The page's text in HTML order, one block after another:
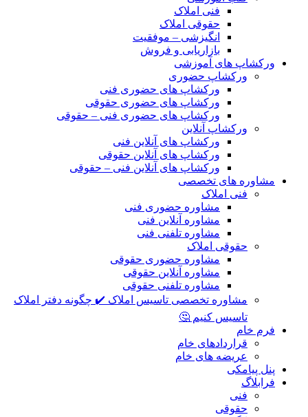
فنی املاک
حقوقی املاک
انگیزشی – موفقیت
بازاریابی و فروش
ورکشاپ های آموزشی
ورکشاپ حضوری
ورکشاپ های حضوری فنی
ورکشاپ های حضوری حقوقی
ورکشاپ های حضوری فنی – حقوقی
ورکشاپ آنلاین
ورکشاپ های آنلاین فنی
ورکشاپ های آنلاین حقوقی
ورکشاپ های آنلاین فنی – حقوقی
مشاوره های تخصصی
فنی املاک
مشاوره حضوری فنی
مشاوره آنلاین فنی
مشاوره تلفنی فنی
حقوقی املاک
مشاوره حضوری حقوقی
مشاوره آنلاین حقوقی
مشاوره تلفنی حقوقی
مشاوره تخصصی تاسیس املاک ✔️ چگونه دفتر املاک
تاسیس کنیم 🤔
فرم خام
قراردادهای خام
عریضه های خام
پنل پیامکی
فرابلاگ
فنی
حقوقی